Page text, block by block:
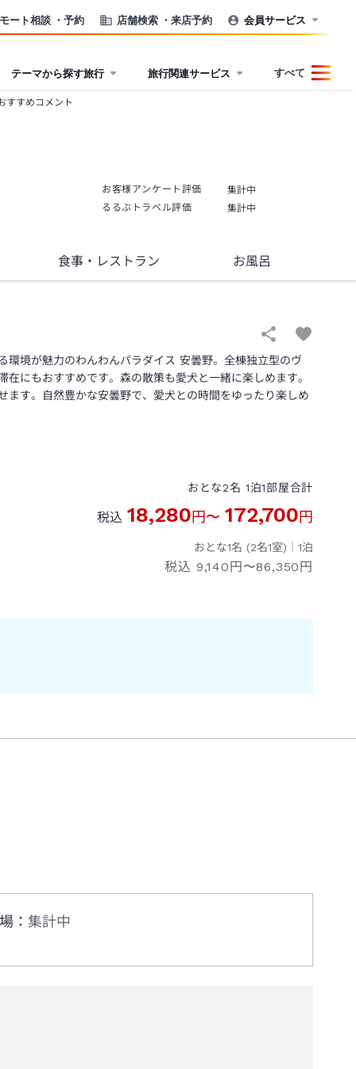
ート相談 ・予約 店舗検索 ・来店予約 会員サービス
テーマから探す旅行 旅行関連サービス すべて
すすめコメント
お客様アンケート評価
集計中
るるぶトラベル評価
集計中
食事・レストラン お風呂
境が魅力のわんわんパラダイス 安曇野。全棟独立型のヴ
にもおすすめです。森の散策も愛犬と一緒に楽しめます。
す。自然豊かな安曇野で、愛犬との時間をゆったり楽しめ
おとな2名 1泊1部屋合計
税込 18,280円〜 172,700円
おとな1名 (2名1室)｜ 1泊
税込 9,140円〜86,350円
： 集計中